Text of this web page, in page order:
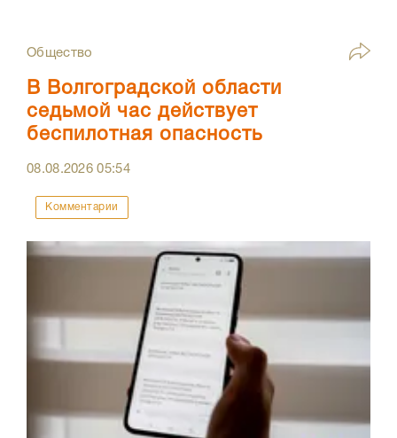
Общество
В Волгоградской области
седьмой час действует
беспилотная опасность
08.08.202605:54
Комментарии